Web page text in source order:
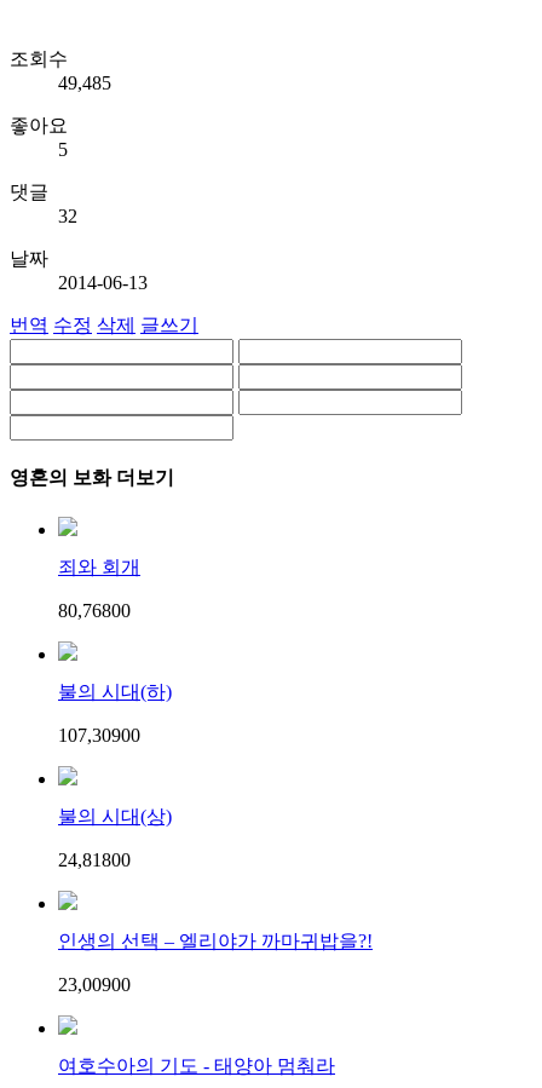
조회수
49,485
좋아요
5
댓글
32
날짜
2014-06-13
번역 수정 삭제 글쓰기
영혼의 보화 더보기
죄와 회개
80,76800
불의 시대(하)
107,30900
불의 시대(상)
24,81800
인생의 선택 – 엘리야가 까마귀밥을?!
23,00900
여호수아의 기도 - 태양아 멈춰라